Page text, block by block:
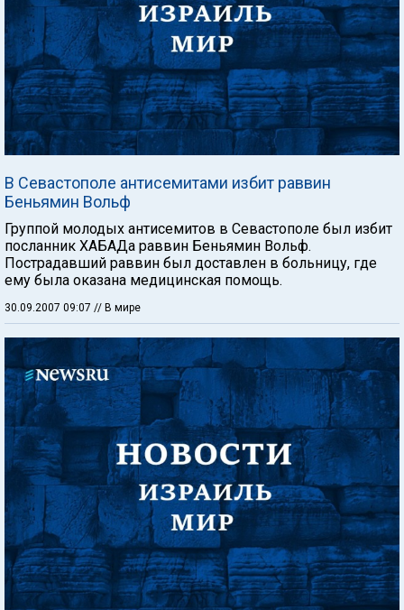
В Севастополе антисемитами избит раввин
Беньямин Вольф
Группой молодых антисемитов в Севастополе был избит
посланник ХАБАДа раввин Беньямин Вольф.
Пострадавший раввин был доставлен в больницу, где
ему была оказана медицинская помощь.
30.09.2007 09:07 // В мире